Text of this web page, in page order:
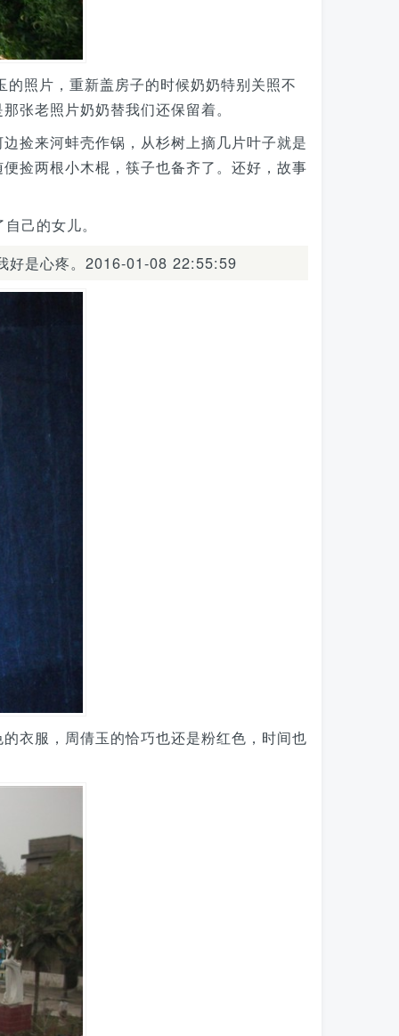
照片，重新盖房子的时候奶奶特别关照不
张老照片奶奶替我们还保留着。
捡来河蚌壳作锅，从杉树上摘几片叶子就是
捡两根小木棍，筷子也备齐了。还好，故事
己的女儿。
好是心疼。2016-01-08 22:55:59
衣服，周倩玉的恰巧也还是粉红色，时间也